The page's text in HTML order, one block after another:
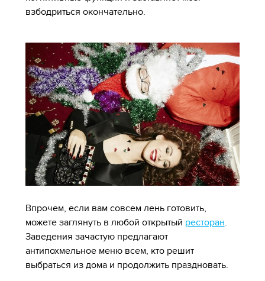
взбодриться окончательно.
Впрочем, если вам совсем лень готовить,
можете заглянуть в любой открытый ресторан.
Заведения зачастую предлагают
антипохмельное меню всем, кто решит
выбраться из дома и продолжить праздновать.